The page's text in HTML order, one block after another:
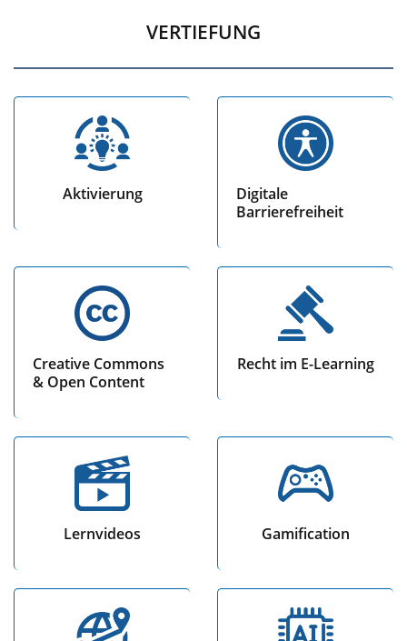
VERTIEFUNG
Aktivierung
Digitale
Barrierefreiheit
Creative Commons
& Open Content
Recht im E-Learning
Lernvideos Gamification